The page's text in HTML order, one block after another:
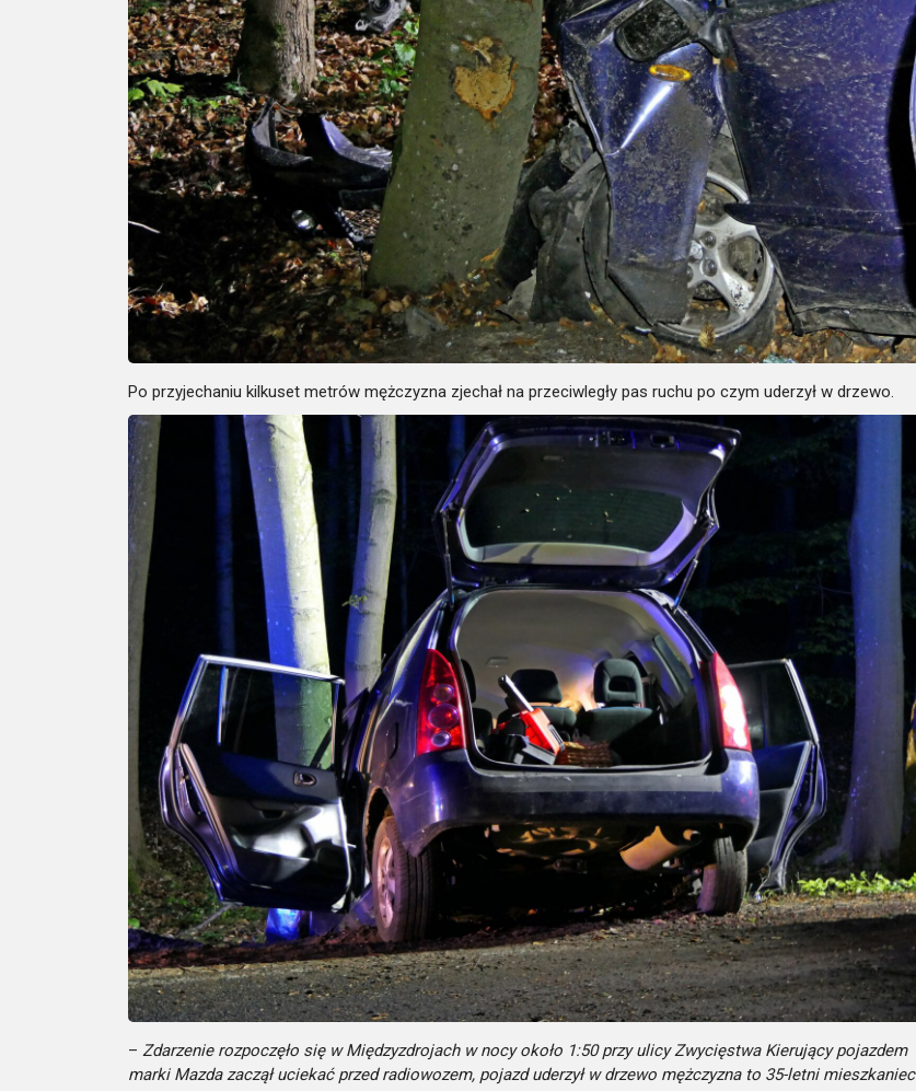
Po przyjechaniu kilkuset metrów mężczyzna zjechał na przeciwległy pas ruchu po czym uderzył w drzewo.
– Zdarzenie rozpoczęło się w Międzyzdrojach w nocy około 1:50 przy ulicy Zwycięstwa Kierujący pojazdem
marki Mazda zaczął uciekać przed radiowozem, pojazd uderzył w drzewo mężczyzna to 35-letni mieszkaniec